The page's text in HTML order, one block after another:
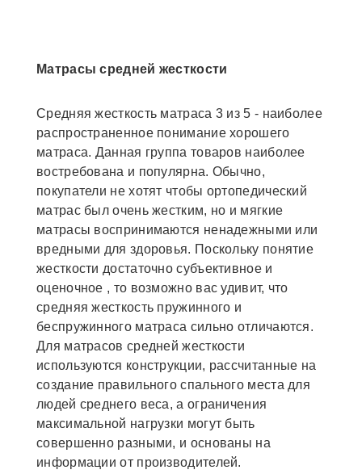
Матрасы средней жесткости
Средняя жесткость матраса 3 из 5 - наиболее
распространенное понимание хорошего
матраса. Данная группа товаров наиболее
востребована и популярна. Обычно,
покупатели не хотят чтобы ортопедический
матрас был очень жестким, но и мягкие
матрасы воспринимаются ненадежными или
вредными для здоровья. Поскольку понятие
жесткости достаточно субъективное и
оценочное , то возможно вас удивит, что
средняя жесткость пружинного и
беспружинного матраса сильно отличаются.
Для матрасов средней жесткости
используются конструкции, рассчитанные на
создание правильного спального места для
людей среднего веса, а ограничения
максимальной нагрузки могут быть
совершенно разными, и основаны на
информации от производителей.